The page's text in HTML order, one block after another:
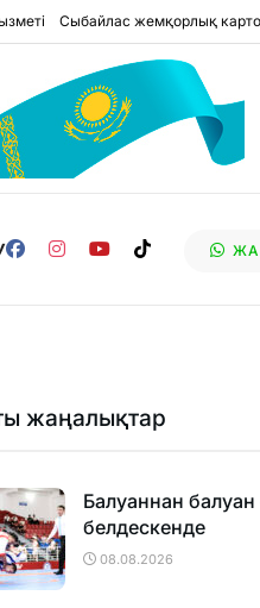
Сыбайлас жемқорлық
жаңалықтар
Балуаннан балуан
белдескенде
08.08.2026